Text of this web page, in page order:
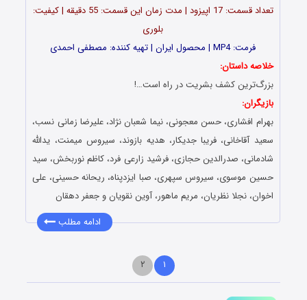
تعداد قسمت: 17 اپیزود | مدت زمان این قسمت: 55 دقیقه | کیفیت:
بلوری
فرمت: MP4 | محصول ایران | تهیه کننده: مصطفی احمدی
خلاصه داستان:
بزرگ‌ترین کشف بشریت در راه است…!
بازیگران:
بهرام افشاری، حسن معجونی، نیما شعبان نژاد، علیرضا زمانی نسب،
سعید آقاخانی، فریبا جدیکار، هدیه بازوند، سیروس میمنت، یدالله
شادمانی، صدرالدین حجازی، فرشید زارعی فرد، کاظم نوربخش، سید
حسین موسوی، سیروس سپهری، صبا ایزدپناه، ریحانه حسینی، علی
اخوان، نجلا نظریان، مریم ماهور، آوین نقویان و جعفر دهقان
ادامه مطلب
۱ ۲